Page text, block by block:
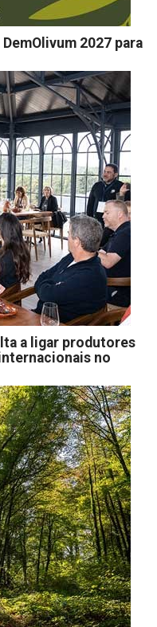
2027 para
a ligar produtores
no